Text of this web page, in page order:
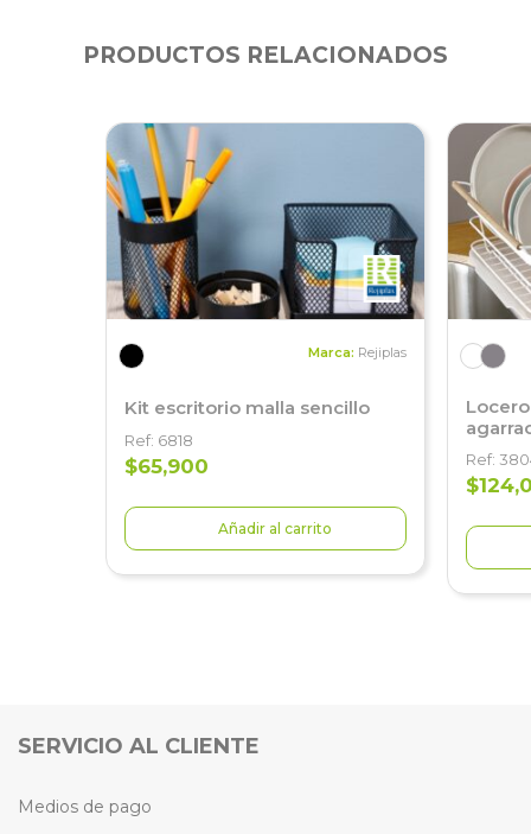
PRODUCTOS RELACIONADOS
Marca: Rejiplas
Kit escritorio malla sencillo
Ref: 6818
$65,900
Añadir al carrito
Ref:
SERVICIO AL CLIENTE
Medios de pago